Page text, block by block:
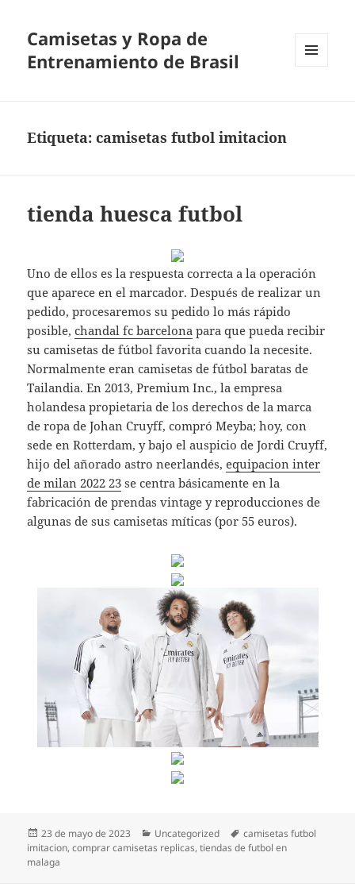
Camisetas y Ropa de
Entrenamiento de Brasil
Etiqueta:camisetas futbol imitacion
tienda huesca futbol
Uno de ellos es la respuesta correcta a la operación
que aparece en el marcador. Después de realizar un
pedido, procesaremos su pedido lo más rápido
posible,chandal fc barcelona para que pueda recibir
su camisetas de fútbol favorita cuando la necesite.
Normalmente eran camisetas de fútbol baratas de
Tailandia. En 2013, Premium Inc., la empresa
holandesa propietaria de los derechos de la marca
de ropa de Johan Cruyff, compró Meyba; hoy, con
sede en Rotterdam, y bajo el auspicio de Jordi Cruyff,
hijo del añorado astro neerlandés,equipacion inter
de milan 2022 23 se centra básicamente en la
fabricación de prendas vintage y reproducciones de
algunas de sus camisetas míticas (por 55 euros).
Publicado
el
23 de mayo de 2023 Categorías
Uncategorized Etiquetas
camisetas futbol
imitacion,comprar camisetas replicas,tiendas de futbol en
malaga